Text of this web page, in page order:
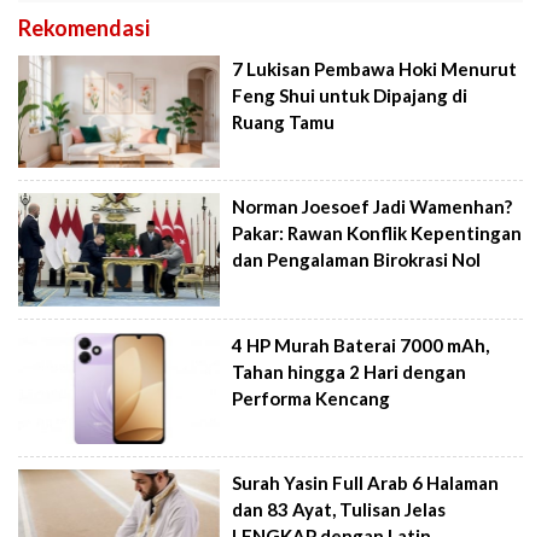
Rekomendasi
7 Lukisan Pembawa Hoki Menurut
Feng Shui untuk Dipajang di
Ruang Tamu
Norman Joesoef Jadi Wamenhan?
Pakar: Rawan Konflik Kepentingan
dan Pengalaman Birokrasi Nol
4 HP Murah Baterai 7000 mAh,
Tahan hingga 2 Hari dengan
Performa Kencang
Surah Yasin Full Arab 6 Halaman
dan 83 Ayat, Tulisan Jelas